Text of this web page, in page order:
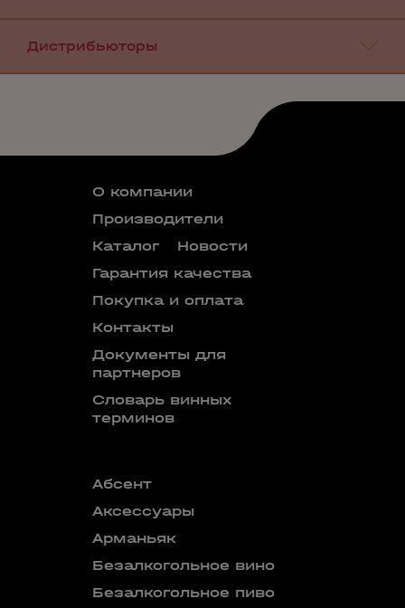
Дистрибьюторы
О компании
Производители
Каталог
Новости
Гарантия качества
Покупка и оплата
Контакты
Документы для
партнеров
Словарь винных
терминов
Абсент
Аксессуары
Арманьяк
Безалкогольное вино
Безалкогольное пиво